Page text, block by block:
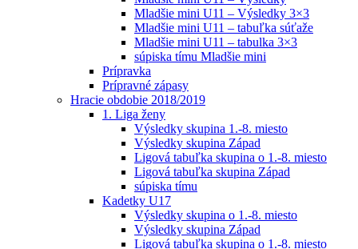
Mladšie mini U11 – Výsledky 3×3
Mladšie mini U11 – tabuľka súťaže
Mladšie mini U11 – tabulka 3×3
súpiska tímu Mladšie mini
Prípravka
Prípravné zápasy
Hracie obdobie 2018/2019
1. Liga ženy
Výsledky skupina 1.-8. miesto
Výsledky skupina Západ
Ligová tabuľka skupina o 1.-8. miesto
Ligová tabuľka skupina Západ
súpiska tímu
Kadetky U17
Výsledky skupina o 1.-8. miesto
Výsledky skupina Západ
Ligová tabuľka skupina o 1.-8. miesto